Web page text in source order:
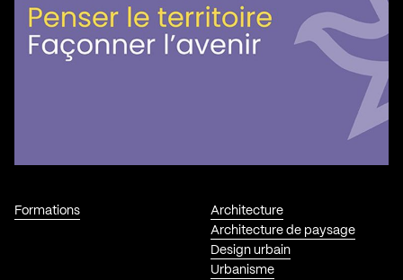
Formations
Architecture
Architecture de paysage
Design urbain
Urbanisme